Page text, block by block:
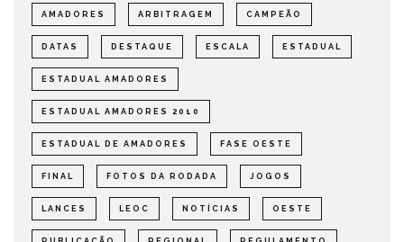
AMADORES ARBITRAGEM CAMPEÃO
DATAS DESTAQUE ESCALA ESTADUAL
ESTADUAL AMADORES
ESTADUAL AMADORES 2010
ESTADUAL DE AMADORES FASE OESTE
FINAL FOTOS DA RODADA JOGOS
LANCES LEOC NOTÍCIAS OESTE